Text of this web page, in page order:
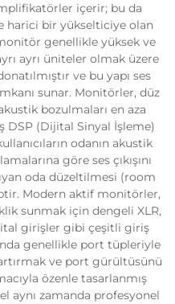
içerir; bu da
harici bir yükselticiye olan
genellikle yüksek ve
ayrı üniteler olmak üzere
ve bu yapı ses
sunar. Monitörler, düz
bozulmaları en aza
DSP (Dijital Sinyal İşleme)
odanın akustik
göre ses çıkışını
oda düzeltilmesi (room
Modern aktif monitörler,
sunmak için dengeli XLR,
girişler gibi çeşitli giriş
genellikle port tüpleriyle
ve port gürültüsünü
özenle tasarlanmış
aynı zamanda profesyonel